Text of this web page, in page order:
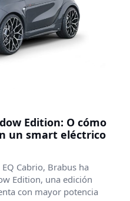
Edition: O cómo
un smart eléctrico
Cabrio, Brabus ha
Edition, una edición
con mayor potencia